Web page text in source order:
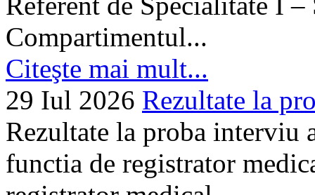
Compartimentul...
Citeşte mai mult...
29 Iul 2026 Rezultate la
Rezultate la proba interviu
functia de registrator